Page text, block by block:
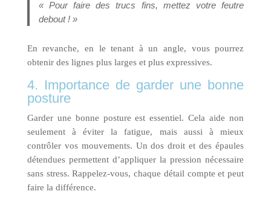
« Pour faire des trucs fins, mettez votre feutre
debout ! »
En revanche, en le tenant à un angle, vous pourrez
obtenir des lignes plus larges et plus expressives.
4. Importance de garder une bonne
posture
Garder une bonne posture est essentiel. Cela aide non
seulement à éviter la fatigue, mais aussi à mieux
contrôler vos mouvements. Un dos droit et des épaules
détendues permettent d’appliquer la pression nécessaire
sans stress. Rappelez-vous, chaque détail compte et peut
faire la différence.